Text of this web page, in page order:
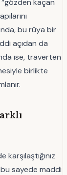
kaçan
bu rüya bir
açıdan da
ise, traverten
birlikte
sayede maddi